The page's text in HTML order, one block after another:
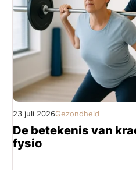
23 juli 2026Gezondheid
De betekenis van
fysio